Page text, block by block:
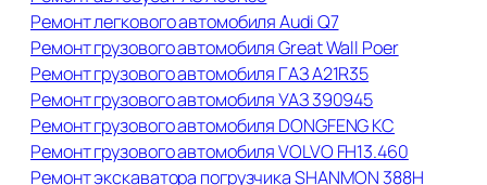
Ремонт легкового автомобиля Audi Q7
Ремонт грузового автомобиля Great Wall Poer
Ремонт грузового автомобиля ГАЗ А21R35
Ремонт грузового автомобиля УАЗ 390945
Ремонт грузового автомобиля DONGFENG KC
Ремонт грузового автомобиля VOLVO FH13.460
Ремонт экскаватора погрузчика SHANMON 388H